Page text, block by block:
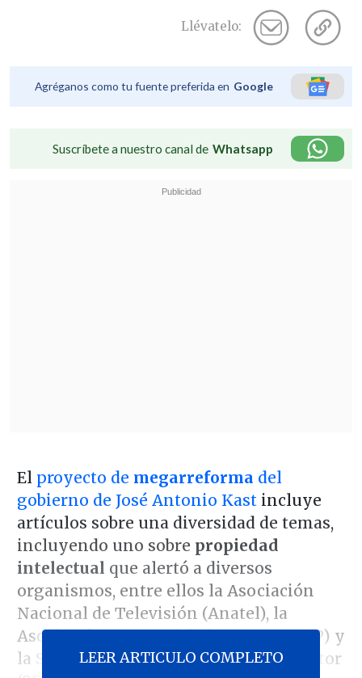
Llévatelo:
Agréganos como tu fuente preferida en Google
Suscríbete a nuestro canal de Whatsapp
El proyecto de megarreforma del
gobierno de José Antonio Kast incluye
artículos sobre una diversidad de temas,
incluyendo uno sobre propiedad
intelectual que alertó a diversos
organismos, entre ellos la Asociación
Nacional de Televisión (Anatel), la
Asociación Nacional de la Prensa (ANP) y
la Sociedad Chilena del Derecho de Autor
LEER ARTICULO COMPLETO